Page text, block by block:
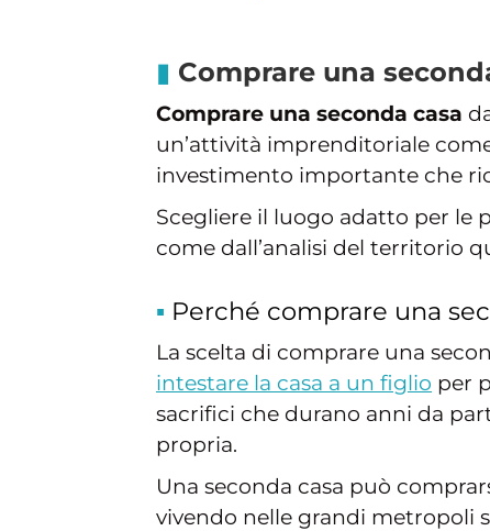
Comprare una
Comprare una seconda casa
un’attività imprenditoriale
investimento importante che
Scegliere il luogo adatto per le
come dall’analisi del territorio
Perché comprare una
La scelta di comprare una
intestare la casa a un figlio per
sacrifici che durano anni da
propria.
Una seconda casa può
vivendo nelle grandi metropoli